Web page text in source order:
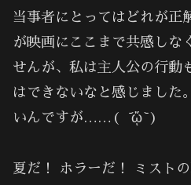
当事者にとってはどれが正
が映画にここまで共感しな
せんが、私は主人公の行動
はできないなと感じました
いんですが……( ᷄ᾥ ᷅ )
夏だ！ ホラーだ！ ミスト